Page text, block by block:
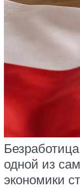
одной из
экономики